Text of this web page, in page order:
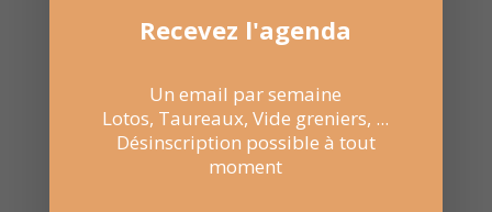
Une fois par semaine en un coup d'oeil
Recevez l'agenda
Un email par semaine
Lotos, Taureaux, Vide greniers, ...
Désinscription possible à tout
moment